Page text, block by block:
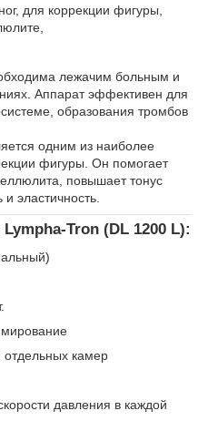
для коррекции фигуры,
лежачим больным и
Аппарат эффективен для
образования тромбов
одним из наиболее
фигуры. Он помогает
повышает тонус
эластичность.
Tron (DL 1200 L):
отдельных камер
давления в каждой